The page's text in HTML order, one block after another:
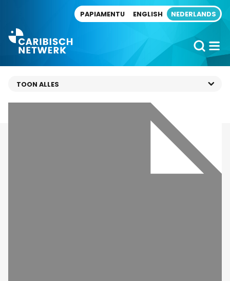
PAPIAMENTU ENGLISH NEDERLANDS